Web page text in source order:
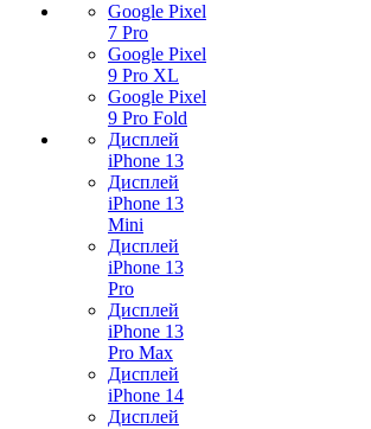
Google Pixel
7 Pro
Google Pixel
9 Pro XL
Google Pixel
9 Pro Fold
Дисплей
iPhone 13
Дисплей
iPhone 13
Mini
Дисплей
iPhone 13
Pro
Дисплей
iPhone 13
Pro Max
Дисплей
iPhone 14
Дисплей